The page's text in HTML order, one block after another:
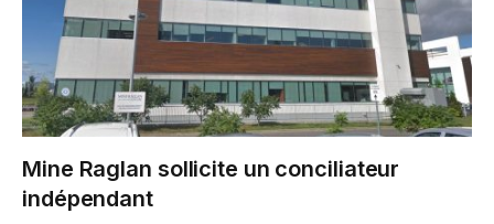
Mine Raglan sollicite un conciliateur
indépendant